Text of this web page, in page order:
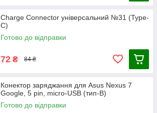
Charge Connector універсальний №31 (Type-
C)
Готово до відправки
72 ₴ 84 ₴
Конектор заряджання для Asus Nexus 7
Google, 5 pin, micro-USB (тип-B)
Готово до відправки